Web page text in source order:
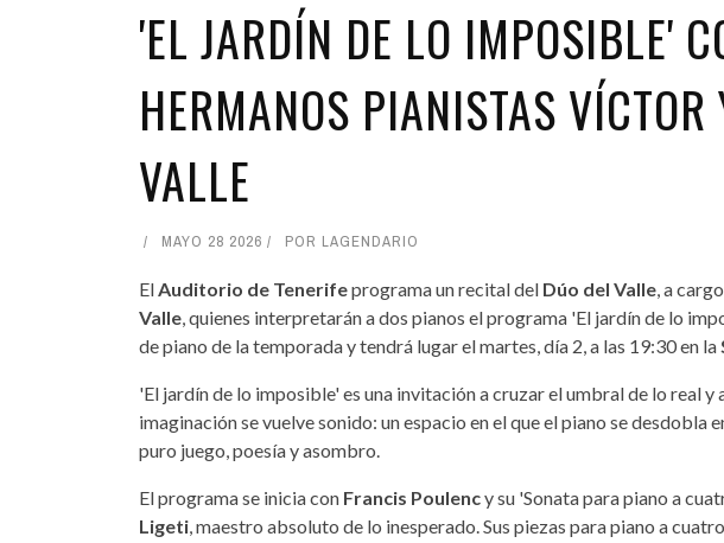
'EL JARDÍN DE LO IMPOSIBLE'
HERMANOS PIANISTAS
VALLE
MAYO 28 2026 POR LAGENDARIO
El Auditorio de Tenerifeprograma un recital del Dúo del Valle , a
Valle , quienes interpretarán a dos pianos el programa 'El jardín de lo
de piano de la temporada y tendrá lugar el martes, día 2, a las 19:30 en la
'El jardín de lo imposible' es una invitación a cruzar el umbral de lo real
imaginación se vuelve sonido: un espacio en el que el piano se desdobla
puro juego, poesía y asombro.
El programa se inicia con Francis Poulency su 'Sonata para piano a
Ligeti , maestro absoluto de lo inesperado. Sus piezas para piano a